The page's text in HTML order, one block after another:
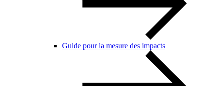
Guide pour la mesure des impacts